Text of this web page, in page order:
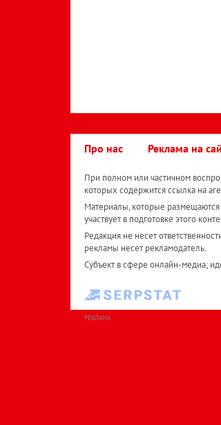
Про нас Реклама на
При полном или частичном
которых содержится ссылка на
Материалы, которые размещаются
участвует в подготовке этого
Редакция не несет
рекламы несет рекламодатель.
Субъект в сфере онлайн-медиа;
РЕКЛАМА